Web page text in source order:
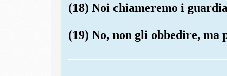
(18) Noi chiameremo i
(19) No, non gli obbedire,